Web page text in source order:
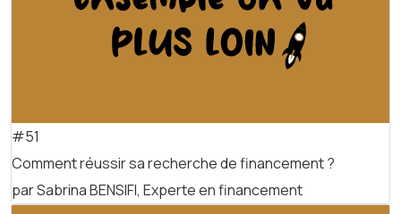
#51
Comment réussir sa recherche de financement ?
par Sabrina BENSIFI, Experte en financement